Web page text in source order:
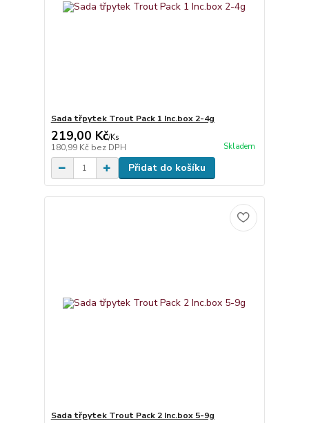
Sada třpytek Trout Pack 1 Inc.box 2-4g
219,00 Kč/Ks
180,99 Kč bez DPH Skladem
Přidat do košíku
Sada třpytek Trout Pack 2 Inc.box 5-9g